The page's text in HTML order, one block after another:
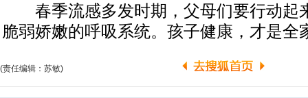
春季流感多发时期，父母们要行动起
脆弱娇嫩的呼吸系统。孩子健康，才是全
(责任编辑：苏敏)